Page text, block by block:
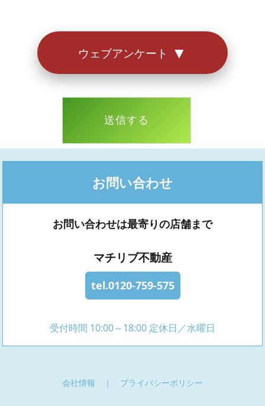
ウェブアンケート ▼
お問い合わせ
お問い合わせは最寄りの店舗まで
マチリブ不動産
tel.0120-759-575
受付時間 10:00～18:00 定休日／水曜日
会社情報 ｜ プライバシーポリシー